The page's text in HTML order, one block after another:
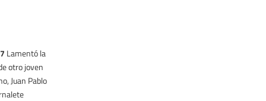
Lamentó la
otro joven
Juan Pablo